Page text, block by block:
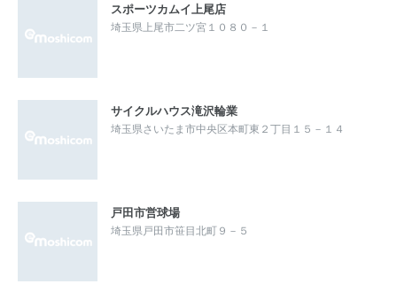
スポーツカムイ上尾店
埼玉県上尾市二ツ宮１０８０－１
サイクルハウス滝沢輪業
埼玉県さいたま市中央区本町東２丁目１５－１４
戸田市営球場
埼玉県戸田市笹目北町９－５